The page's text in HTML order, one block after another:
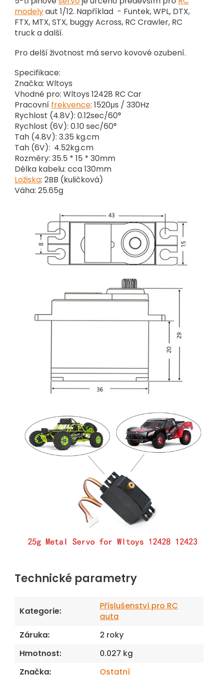
modelyaut 1/12. Například - Funtek, WPL, DTX,
FTX, MTX, STX, buggy Across, RC Crawler, RC
truck a další.
Pro delší životnost má servo kovové ozubení.
Specifikace:
Značka: Wltoys
Vhodné pro: Wltoys 12428 RC Car
Pracovní frekvence: 1520μs / 330Hz
Rychlost (4.8V): 0.12sec/60°
Rychlost (6V): 0.10 sec/60°
Tah (4.8V): 3.35 kg.cm
Tah (6V): 4.52kg.cm
Rozměry: 35.5 * 15 * 30mm
Délka kabelu: cca 130mm
Ložiska: 2BB (kuličková)
Váha: 25.65g
Technické parametry
Kategorie:
Příslušenství pro RC
auta
Záruka:
2 roky
Hmotnost:
0.027 kg
Značka: Ostatní